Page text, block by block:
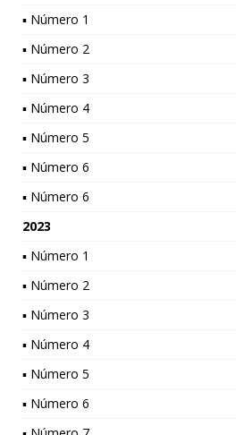
▪ Número 1
▪ Número 2
▪ Número 3
▪ Número 4
▪ Número 5
▪ Número 6
▪ Número 6
2023
▪ Número 1
▪ Número 2
▪ Número 3
▪ Número 4
▪ Número 5
▪ Número 6